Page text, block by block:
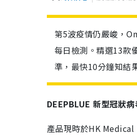
第5波疫情仍嚴峻，
每日檢測。精選13款
準，最快10分鐘知結
DEEPBLUE 新型冠狀
產品現時於HK Medical